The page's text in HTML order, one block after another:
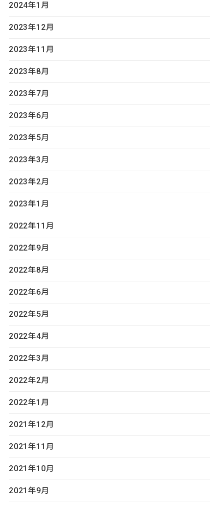
2024年1月
2023年12月
2023年11月
2023年8月
2023年7月
2023年6月
2023年5月
2023年3月
2023年2月
2023年1月
2022年11月
2022年9月
2022年8月
2022年6月
2022年5月
2022年4月
2022年3月
2022年2月
2022年1月
2021年12月
2021年11月
2021年10月
2021年9月